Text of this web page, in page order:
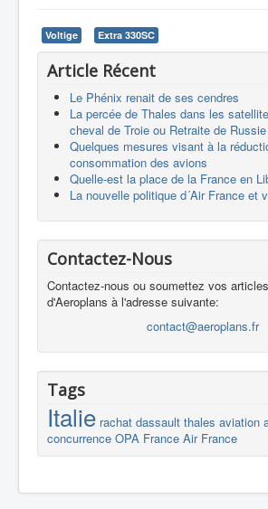
Voltige Extra 330SC
Article Récent
Le Phénix renait de ses cendres
La percée de Thales dans les
cheval de Troie ou Retraite de
Quelques mesures visant à la
consommation des avions
Quelle-est la place de la France en
La nouvelle politique d´Air France et
Contactez-Nous
Contactez-nous ou soumettez vos
d'Aeroplans à l'adresse suivante:
contact@aeroplans.fr
Tags
Italie rachat dassault thales aviation
concurrence OPA France Air France